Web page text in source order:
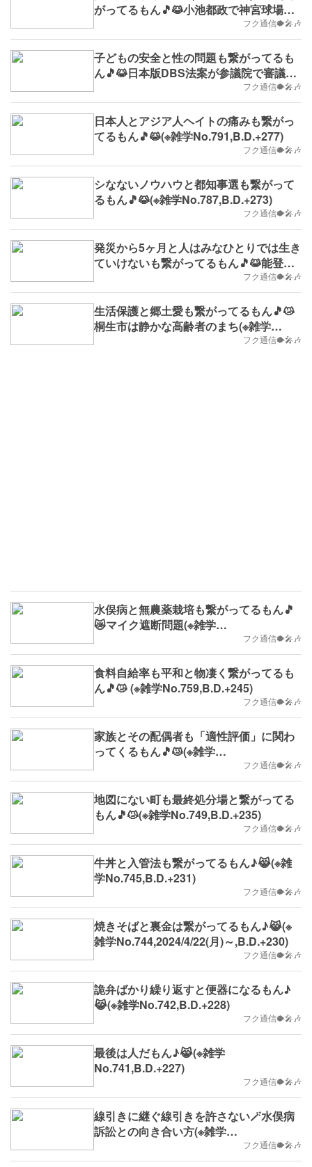
がってるもん🎵😹小池都政で神宮球場・
秩父宮ラグビー場を建て替え(※雑学
No.794,B.D.+280)
フク通信🐡🎤🎶
子どもの安全と性の問題も繋がってるも
ん🎵😹日本版DBS法案が参議院で審議入
り(※雑学No.793,2024/6/10(月)
～,B.D.+279)
フク通信🐡🎤🎶
日本人とアジア人ヘイトの痛みも繋がっ
てるもん🎵😹(※雑学No.791,B.D.+277)
フク通信🐡🎤🎶
シなないノウハウと都知事選も繋がって
るもん🎵😹(※雑学No.787,B.D.+273)
フク通信🐡🎤🎶
発災から5ヶ月と人はみなひとりでは生き
ていけないも繋がってるもん🎵😹能登半
島地震(※雑学No.786,2024/6/3(月)
～,B.D.+272)
フク通信🐡🎤🎶
生活保護と郷土愛も繋がってるもん🎵😿
桐生市は静かな高齢者のまち(※雑学
フク通信🐡🎤🎶
水俣病と無農薬栽培も繋がってるもん🎵
😿マイク遮断問題(※雑学
フク通信🐡🎤🎶
食料自給率も平和と物凄く繋がってるも
ん🎵😿 (※雑学No.759,B.D.+245)
フク通信🐡🎤🎶
家族とその配偶者も「適性評価」に関わ
ってくるもん🎵😿(※雑学
フク通信🐡🎤🎶
地図にない町も最終処分場と繋がってる
もん🎵😿(※雑学No.749,B.D.+235)
フク通信🐡🎤🎶
牛丼と入管法も繋がってるもん♪😹(※雑
学No.745,B.D.+231)
フク通信🐡🎤🎶
焼きそばと裏金は繋がってるもん♪😹(※
雑学No.744,2024/4/22(月)～,B.D.+230)
フク通信🐡🎤🎶
詭弁ばかり繰り返すと便器になるもん♪
😹(※雑学No.742,B.D.+228)
フク通信🐡🎤🎶
最後は人だもん♪😹(※雑学
No.741,B.D.+227)
フク通信🐡🎤🎶
線引きに継ぐ線引きを許さない🪄水俣病
訴訟との向き合い方(※雑学
No.716,2024/3/25(月)～,B.D.+202)フク通信🐡🎤🎶